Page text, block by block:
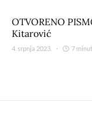
OTVORENO
Kitarović
4. srpnja 2023. 7